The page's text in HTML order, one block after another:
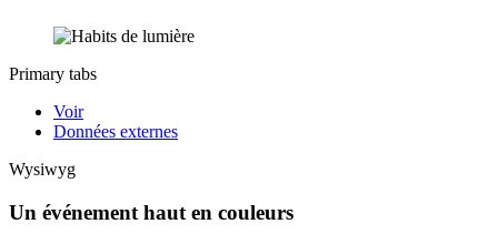
Primary tabs
Voir
Données externes
Wysiwyg
Un événement haut en couleurs